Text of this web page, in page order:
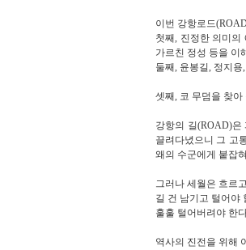
이번 강항로드
첫째, 진정한 의미의
가르친 정성 등을 이
둘째, 윤봉길, 정지용,
셋째, 코 무덤을 찾
강항의 길(ROAD)은
끌려다녔으니 그 고
왜의 수군에게 붙잡
그러나 세월은 흐르
길 건 남기고 털어야
훌훌 털어버려야 한
역사의 진전을 위해